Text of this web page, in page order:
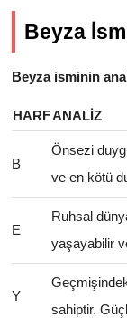
Beyza
Beyza isminin
HARFANALIZ
B
Önsezi
ve en kötü
E
Ruhsal
yaşayabilir
Y
sahiptir.